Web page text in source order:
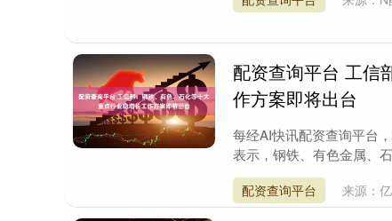
配资查询平台 工信
作方案即将出台
每经AI快讯配资查询平台
表示，钢铁、有色金属、
配资查询平台 来源：